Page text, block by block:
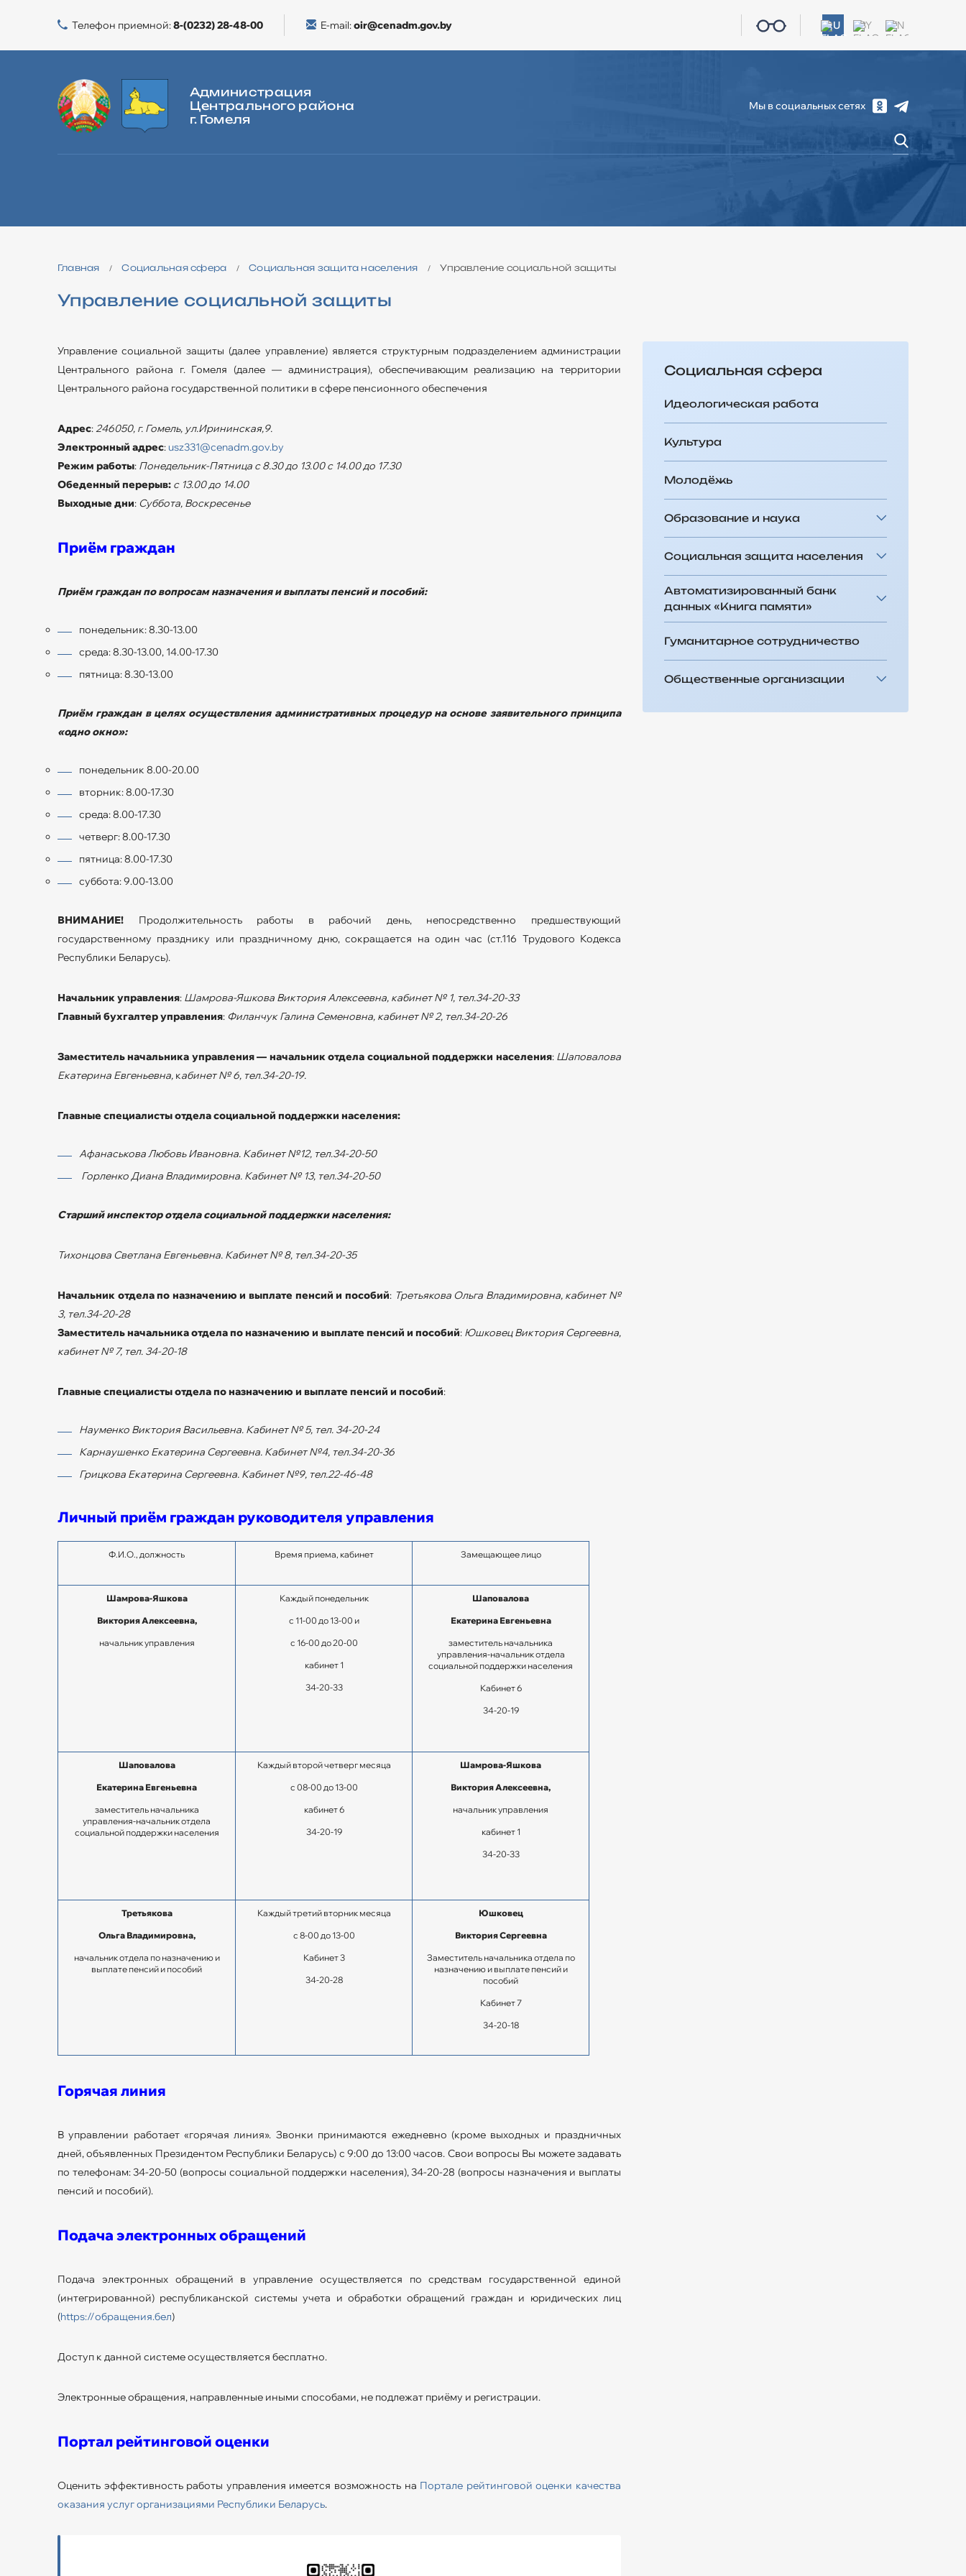
Телефон приемной:8-(0232) 28-48-00 E-mail:oir@cenadm.gov.by RU BY EN
Администрация
Центрального района
г. Гомеля
Мы в социальных сетях
ЖИЛИЩНАЯ ПОЛИТИКА ДЛЯ ОБРАЩЕНИЙ КОНТАКТЫ
Главная / Социальная сфера / Социальная защита населения / Управление социальной защиты
Управление социальной защиты
Управление социальной защиты (далее управление) является структурным подразделением администрации
Центрального района г. Гомеля (далее — администрация), обеспечивающим реализацию на территории
Центрального района государственной политики в сфере пенсионного обеспечения
Адрес:246050, г. Гомель, ул.Ирининская,9.
Электронный адрес:usz331@cenadm.gov.by
Режим работы: Понедельник-Пятница с 8.30 до 13.00 с 14.00 до 17.30
Обеденный перерыв: с 13.00 до 14.00
Выходные дни: Суббота, Воскресенье
Приём граждан
Приём граждан по вопросам назначения и выплаты пенсий и пособий:
понедельник: 8.30-13.00
среда: 8.30-13.00, 14.00-17.30
пятница: 8.30-13.00
Приём граждан в целях осуществления административных процедур на основе заявительного принципа
«одно окно»:
понедельник 8.00-20.00
вторник: 8.00-17.30
среда: 8.00-17.30
четверг: 8.00-17.30
пятница: 8.00-17.30
суббота: 9.00-13.00
ВНИМАНИЕ! Продолжительность работы в рабочий день, непосредственно предшествующий
государственному празднику или праздничному дню, сокращается на один час (ст.116 Трудового Кодекса
Республики Беларусь).
Начальник управления: Шамрова-Яшкова Виктория Алексеевна, кабинет № 1, тел.34-20-33
Главный бухгалтер управления: Филанчук Галина Семеновна, кабинет № 2, тел.34-20-26
Заместитель начальника управления — начальник отдела социальной поддержки населения: Шаповалова
Екатерина Евгеньевна, кабинет № 6, тел.34-20-19.
Главные специалисты отдела социальной поддержки населения:
Афанаськова Любовь Ивановна. Кабинет №12, тел.34-20-50
Горленко Диана Владимировна. Кабинет № 13, тел.34-20-50
Старший инспектор отдела социальной поддержки населения:
Тихонцова Светлана Евгеньевна. Кабинет № 8, тел.34-20-35
Начальник отдела по назначению и выплате пенсий и пособий: Третьякова Ольга Владимировна, кабинет №
3, тел.34-20-28
Заместитель начальника отдела по назначению и выплате пенсий и пособий: Юшковец Виктория Сергеевна,
кабинет № 7, тел. 34-20-18
Главные специалисты отдела по назначению и выплате пенсий и пособий:
Науменко Виктория Васильевна. Кабинет № 5, тел. 34-20-24
Карнаушенко Екатерина Сергеевна. Кабинет №4, тел.34-20-36
Грицкова Екатерина Сергеевна. Кабинет №9, тел.22-46-48
Личный приём граждан руководителя управления
Ф.И.О., должность Время приема, кабинет Замещающее лицо
Шамрова-Яшкова
Виктория Алексеевна,
начальник управления
Каждый понедельник
с 11-00 до 13-00 и
с 16-00 до 20-00
кабинет 1
34-20-33
Шаповалова
Екатерина Евгеньевна
заместитель начальника
управления-начальник отдела
социальной поддержки населения
Кабинет 6
34-20-19
Шаповалова
Екатерина Евгеньевна
заместитель начальника
управления-начальник отдела
социальной поддержки населения
Каждый второй четверг месяца
с 08-00 до 13-00
кабинет 6
34-20-19
Шамрова-Яшкова
Виктория Алексеевна,
начальник управления
кабинет 1
34-20-33
Третьякова
Ольга Владимировна,
начальник отдела по назначению и
выплате пенсий и пособий
Каждый третий вторник месяца
с 8-00 до 13-00
Кабинет 3
34-20-28
Юшковец
Виктория Сергеевна
Заместитель начальника отдела по
назначению и выплате пенсий и
пособий
Кабинет 7
34-20-18
Горячая линия
В управлении работает «горячая линия». Звонки принимаются ежедневно (кроме выходных и праздничных
дней, объявленных Президентом Республики Беларусь) с 9:00 до 13:00 часов. Свои вопросы Вы можете задавать
по телефонам: 34-20-50 (вопросы социальной поддержки населения), 34-20-28 (вопросы назначения и выплаты
пенсий и пособий).
Подача электронных обращений
Подача электронных обращений в управление осуществляется по средствам государственной единой
(интегрированной) республиканской системы учета и обработки обращений граждан и юридических лиц
(https://обращения.бел)
Доступ к данной системе осуществляется бесплатно.
Электронные обращения, направленные иными способами, не подлежат приёму и регистрации.
Портал рейтинговой оценки
Оценить эффективность работы управления имеется возможность на Портале рейтинговой оценки качества
оказания услуг организациями Республики Беларусь.
Социальная сфера
Идеологическая работа
Культура
Молодёжь
Образование и наука
Социальная защита населения
Автоматизированный банк
данных «Книга памяти»
Гуманитарное сотрудничество
Общественные организации